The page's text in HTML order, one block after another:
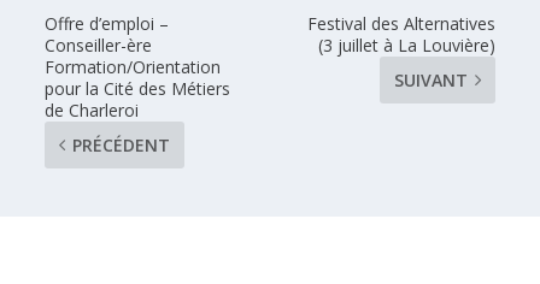
Offre d’emploi –
Conseiller-ère
Formation/Orientation
pour la Cité des Métiers
de Charleroi
PRÉCÉDENT
Festival des Alternatives
(3 juillet à La Louvière)
SUIVANT